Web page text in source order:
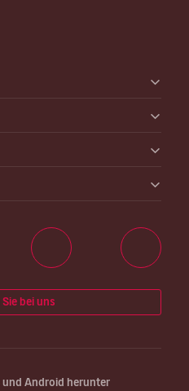
bei uns
und Android herunter